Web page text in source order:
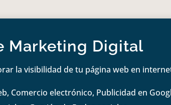
Marketing Digital
la visibilidad de tu página web en
Comercio electrónico, Publicidad en